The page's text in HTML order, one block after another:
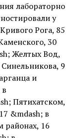
лабораторно
у
Рога, 85
30
Желтых Вод,
9
и
Пятихатском,
&mdash; в
районах, 16